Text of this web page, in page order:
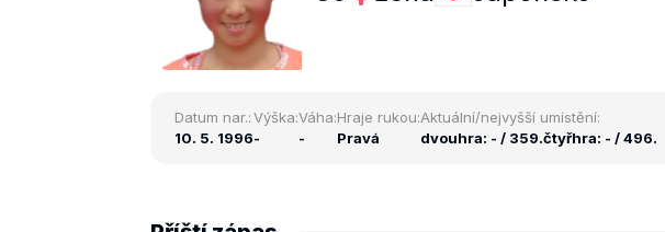
Datum nar.:
10. 5. 1996
Výška:
-
Váha:
-
Hraje rukou:
Pravá
Aktuální/nejvyšší umístění:
dvouhra: - / 359.čtyřhra: - / 496.